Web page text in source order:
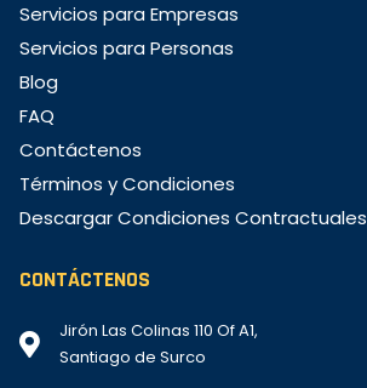
Servicios para Empresas
Servicios para Personas
Blog
FAQ
Contáctenos
Términos y Condiciones
Descargar Condiciones Contractuales
CONTÁCTENOS
Jirón Las Colinas 110 Of A1,
Santiago de Surco